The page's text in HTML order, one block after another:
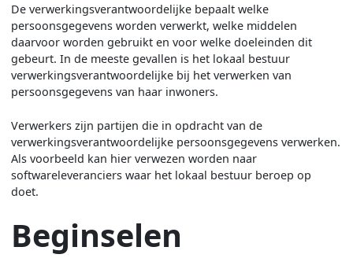
De verwerkingsverantwoordelijke bepaalt welke
persoonsgegevens worden verwerkt, welke middelen
daarvoor worden gebruikt en voor welke doeleinden dit
gebeurt. In de meeste gevallen is het lokaal bestuur
verwerkingsverantwoordelijke bij het verwerken van
persoonsgegevens van haar inwoners.
Verwerkers zijn partijen die in opdracht van de
verwerkingsverantwoordelijke persoonsgegevens verwerken.
Als voorbeeld kan hier verwezen worden naar
softwareleveranciers waar het lokaal bestuur beroep op
doet.
Beginselen